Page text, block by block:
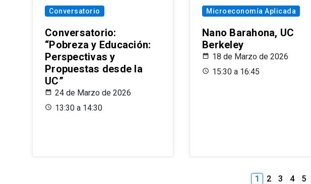
Conversatorio
Conversatorio:
“Pobreza y Educación:
Perspectivas y
Propuestas desde la
UC”
24 de Marzo de 2026
13:30 a 14:30
Microeconomía Aplicada
Nano Barahona, UC
Berkeley
18 de Marzo de 2026
15:30 a 16:45
1 2 3 4 5